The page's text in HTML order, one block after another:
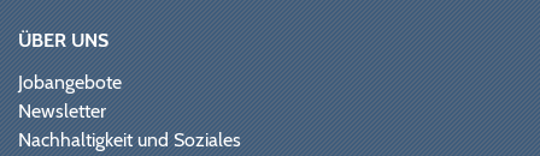
ÜBER UNS
Jobangebote
Newsletter
Nachhaltigkeit und Soziales